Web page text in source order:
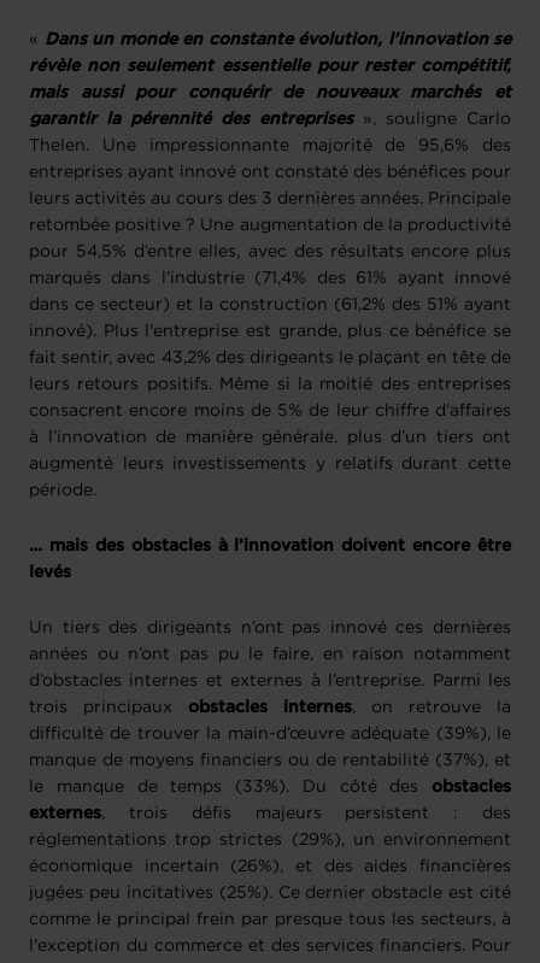
« Dans un monde en constante évolution, l'innovation se
révèle non seulement essentielle pour rester compétitif,
mais aussi pour conquérir de nouveaux marchés et
garantir la pérennité des entreprises», souligne Carlo
Thelen. Une impressionnante majorité de 95,6% des
entreprises ayant innové ont constaté des bénéfices pour
leurs activités au cours des 3 dernières années. Principale
retombée positive ? Une augmentation de la productivité
pour 54,5% d’entre elles, avec des résultats encore plus
marqués dans l’industrie (71,4% des 61% ayant innové
dans ce secteur) et la construction (61,2% des 51% ayant
innové). Plus l'entreprise est grande, plus ce bénéfice se
fait sentir, avec 43,2% des dirigeants le plaçant en tête de
leurs retours positifs. Même si la moitié des entreprises
consacrent encore moins de 5% de leur chiffre d’affaires
à l’innovation de manière générale, plus d’un tiers ont
augmenté leurs investissements y relatifs durant cette
période.
… mais des obstacles à l’innovation doivent encore être
levés
Un tiers des dirigeants n’ont pas innové ces dernières
années ou n’ont pas pu le faire, en raison notamment
d’obstacles internes et externes à l’entreprise. Parmi les
trois principaux obstacles internes, on retrouve la
difficulté de trouver la main-d’œuvre adéquate (39%), le
manque de moyens financiers ou de rentabilité (37%), et
le manque de temps (33%). Du côté des obstacles
externes, trois défis majeurs persistent : des
réglementations trop strictes (29%), un environnement
économique incertain (26%), et des aides financières
jugées peu incitatives (25%). Ce dernier obstacle est cité
comme le principal frein par presque tous les secteurs, à
l'exception du commerce et des services financiers. Pour